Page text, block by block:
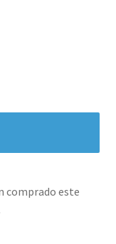
comprado este